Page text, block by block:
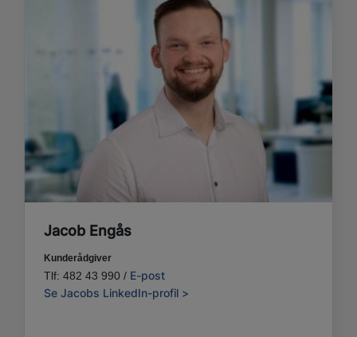
Jacob Engås
Kunderådgiver
Tlf: 482 43 990 / E-post
Se Jacobs LinkedIn-profil >